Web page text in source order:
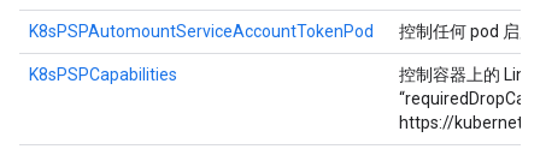
K8sPSPAutomountServiceAccountTokenPod 控制任何 pod 启
K8sPSPCapabilities
控制容器上的
https://